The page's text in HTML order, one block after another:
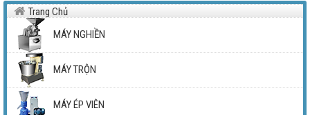
Trang Chủ
MÁY NGHIỀN
MÁY TRỘN
MÁY ÉP VIÊN